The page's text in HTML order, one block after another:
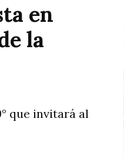
en
la
que invitará al